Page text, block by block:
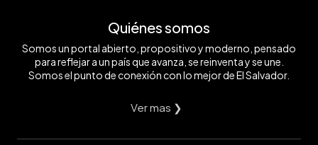
Quiénes somos
Somos un portal abierto, propositivo y moderno, pensado
para reflejar a un país que avanza, se reinventa y se une.
Somos el punto de conexión con lo mejor de El Salvador.
Ver mas ❯